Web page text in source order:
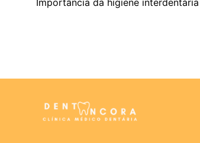
Importância da higiene interdentária